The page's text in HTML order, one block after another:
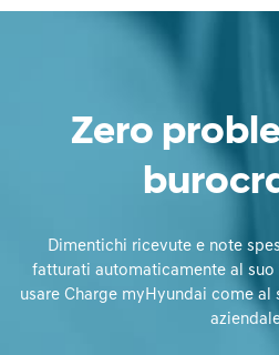
Zero
Dimentichi ricevute e note
fatturati automaticamente al suo
usare Charge myHyundai come